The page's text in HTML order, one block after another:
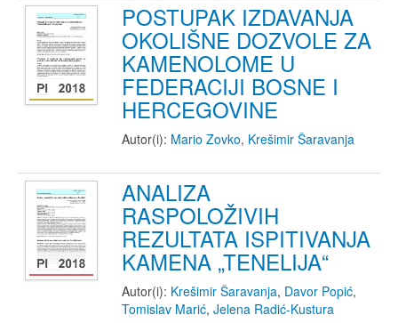
POSTUPAK IZDAVANJA
OKOLIŠNE DOZVOLE ZA
KAMENOLOME U
FEDERACIJI BOSNE I
HERCEGOVINE
Autor(i): Mario Zovko, Krešimir Šaravanja
ANALIZA
RASPOLOŽIVIH
REZULTATA ISPITIVANJA
KAMENA „TENELIJA“
Autor(i): Krešimir Šaravanja, Davor Popić,
Tomislav Marić, Jelena Radić-Kustura